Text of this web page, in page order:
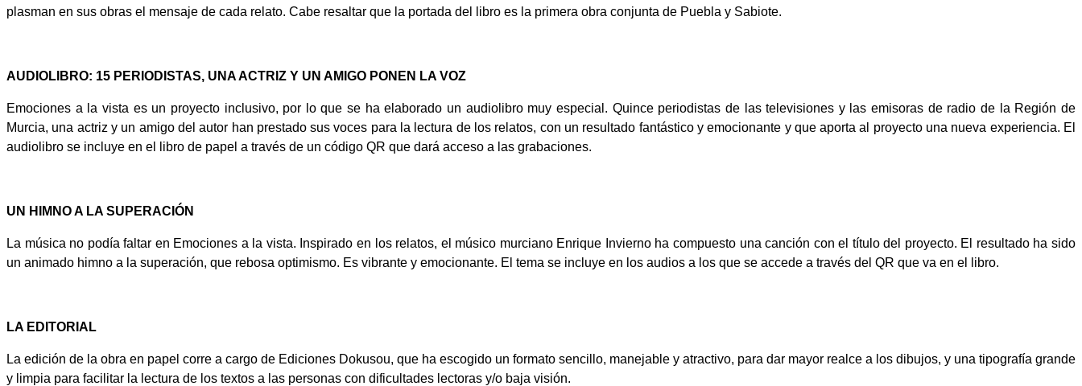
plasman en sus obras el mensaje de cada relato. Cabe resaltar que la portada del libro es la primera obra conjunta de Puebla y Sabiote.
AUDIOLIBRO: 15 PERIODISTAS, UNA ACTRIZ Y UN AMIGO PONEN LA VOZ
Emociones a la vista es un proyecto inclusivo, por lo que se ha elaborado un audiolibro muy especial. Quince periodistas de las televisiones y las emisoras de radio de la Región de
Murcia, una actriz y un amigo del autor han prestado sus voces para la lectura de los relatos, con un resultado fantástico y emocionante y que aporta al proyecto una nueva experiencia. El
audiolibro se incluye en el libro de papel a través de un código QR que dará acceso a las grabaciones.
UN HIMNO A LA SUPERACIÓN
La música no podía faltar en Emociones a la vista. Inspirado en los relatos, el músico murciano Enrique Invierno ha compuesto una canción con el título del proyecto. El resultado ha sido
un animado himno a la superación, que rebosa optimismo. Es vibrante y emocionante. El tema se incluye en los audios a los que se accede a través del QR que va en el libro.
LA EDITORIAL
La edición de la obra en papel corre a cargo de Ediciones Dokusou, que ha escogido un formato sencillo, manejable y atractivo, para dar mayor realce a los dibujos, y una tipografía grande
y limpia para facilitar la lectura de los textos a las personas con dificultades lectoras y/o baja visión.